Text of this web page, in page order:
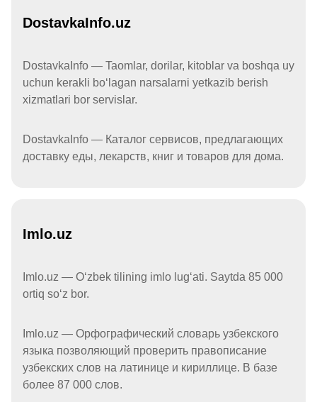
DostavkaInfo.uz
DostavkaInfo — Taomlar, dorilar, kitoblar va boshqa uy
uchun kerakli boʻlagan narsalarni yetkazib berish
xizmatlari bor servislar.
DostavkaInfo — Каталог сервисов, предлагающих
доставку еды, лекарств, книг и товаров для дома.
Imlo.uz
Imlo.uz — Oʻzbek tilining imlo lugʻati. Saytda 85 000
ortiq soʻz bor.
Imlo.uz — Орфографический словарь узбекского
языка позволяющий проверить правописание
узбекских слов на латинице и кириллице. В базе
более 87 000 слов.